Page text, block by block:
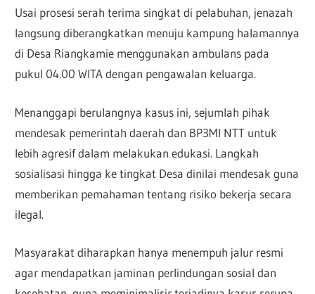
Usai prosesi serah terima singkat di pelabuhan, jenazah
langsung diberangkatkan menuju kampung halamannya
di Desa Riangkamie menggunakan ambulans pada
pukul 04.00 WITA dengan pengawalan keluarga.
Menanggapi berulangnya kasus ini, sejumlah pihak
mendesak pemerintah daerah dan BP3MI NTT untuk
lebih agresif dalam melakukan edukasi. Langkah
sosialisasi hingga ke tingkat Desa dinilai mendesak guna
memberikan pemahaman tentang risiko bekerja secara
ilegal.
Masyarakat diharapkan hanya menempuh jalur resmi
agar mendapatkan jaminan perlindungan sosial dan